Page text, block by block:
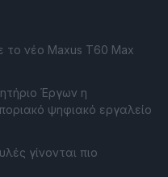
νέο Maxus T60 Max
Έργων η
ψηφιακό εργαλείο
γίνονται πιο